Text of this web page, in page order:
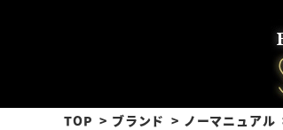
TOP ブランド ノーマニュアル